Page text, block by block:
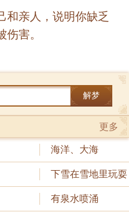
和亲人，说明你缺乏
害。
解梦
更多
海洋、大海
下雪在雪地里玩耍
有泉水喷涌